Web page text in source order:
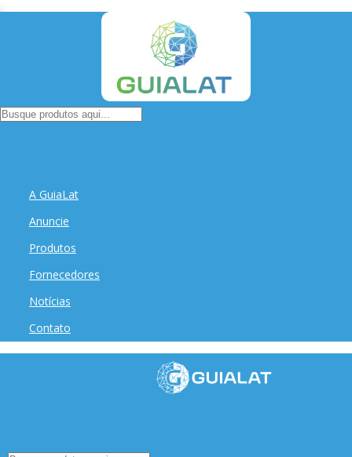
A GuiaLat
Anuncie
Produtos
Fornecedores
Notícias
Contato